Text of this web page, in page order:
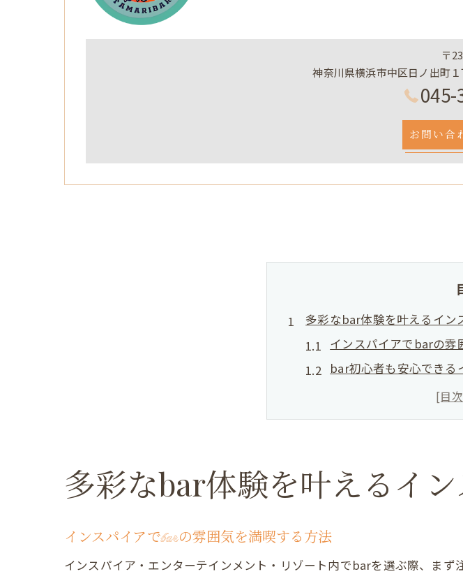
〒
神奈川県横浜市中区日ノ出町
045-
お問い合
多彩なbar体験を叶えるイン
インスパイアでbarの雰
bar初心者も安心できる
インスパイアのbarで楽
bar選びで感じるインス
barの雰囲気を重視し
bar選びで重要なインス
インスパイアで見つか
多彩なbar体験を叶えるイ
インスパイアでbarの雰囲気を満喫する方法
インスパイア・エンターテインメント・リゾート内でbarを選ぶ際、ま